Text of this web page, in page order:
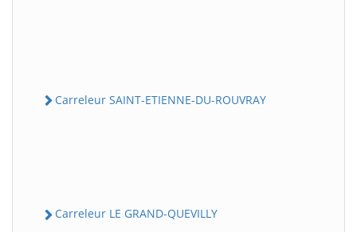
Carreleur SAINT-ETIENNE-DU-ROUVRAY
Carreleur LE GRAND-QUEVILLY